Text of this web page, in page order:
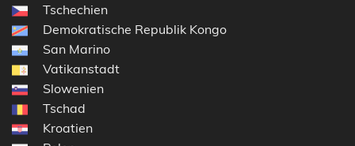
Tschechien
Demokratische Republik Kongo
San Marino
Vatikanstadt
Slowenien
Tschad
Kroatien